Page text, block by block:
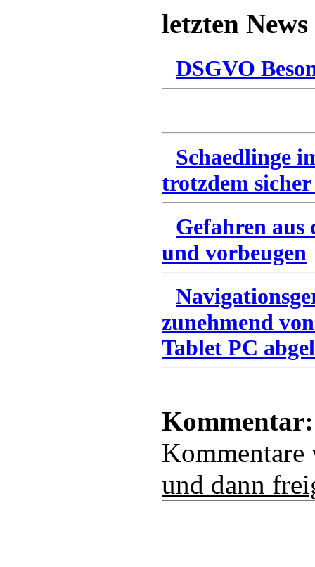
letzten News
DSGVO
Schaedlinge
trotzdem
Gefahren
und vorbeugen
zunehmend
Tablet PC
Kommentar:
und dann